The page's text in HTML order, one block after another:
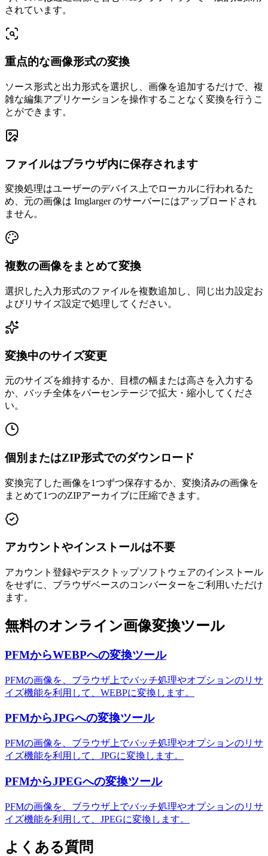
されています。
重点的な画像形式の変換
ソース形式と出力形式を選択し、画像を追加するだけで、複
雑な編集アプリケーションを操作することなく変換を行うこ
とができます。
ファイルはブラウザ内に保存されます
変換処理はユーザーのデバイス上でローカルに行われるた
め、元の画像は Imglarger のサーバーにはアップロードされ
ません。
複数の画像をまとめて変換
選択した入力形式のファイルを複数追加し、同じ出力設定お
よびリサイズ設定で処理してください。
変換中のサイズ変更
元のサイズを維持するか、目標の幅または高さを入力する
か、バッチ全体をパーセンテージで拡大・縮小してくださ
い。
個別またはZIP形式でのダウンロード
変換完了した画像を1つずつ保存するか、変換済みの画像を
まとめて1つのZIPアーカイブに圧縮できます。
アカウントやインストールは不要
アカウント登録やデスクトップソフトウェアのインストール
をせずに、ブラウザベースのコンバーターをご利用いただけ
ます。
無料のオンライン画像変換ツール
PFMからWEBPへの変換ツール
PFMの画像を、ブラウザ上でバッチ処理やオプションのリサ
イズ機能を利用して、WEBPに変換します。
PFMからJPGへの変換ツール
PFMの画像を、ブラウザ上でバッチ処理やオプションのリサ
イズ機能を利用して、JPGに変換します。
PFMからJPEGへの変換ツール
PFMの画像を、ブラウザ上でバッチ処理やオプションのリサ
イズ機能を利用して、JPEGに変換します。
よくある質問